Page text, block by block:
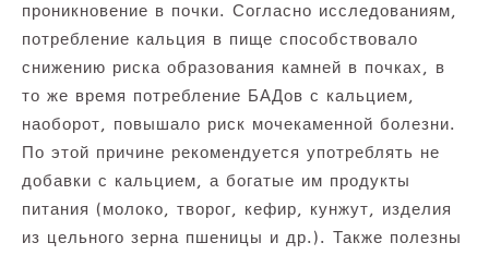
проникновение в почки. Согласно исследованиям,
потребление кальция в пище способствовало
снижению риска образования камней в почках, в
то же время потребление БАДов с кальцием,
наоборот, повышало риск мочекаменной болезни.
По этой причине рекомендуется употреблять не
добавки с кальцием, а богатые им продукты
питания (молоко, творог, кефир, кунжут, изделия
из цельного зерна пшеницы и др.). Также полезны